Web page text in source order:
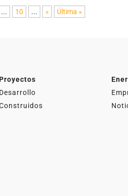
... 10 ... » Última »
Desarrollo